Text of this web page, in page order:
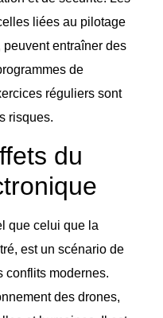
liées au pilotage
entraîner des
de
réguliers sont
risques.
du
que celui que la
est un scénario de
conflits modernes.
des drones,